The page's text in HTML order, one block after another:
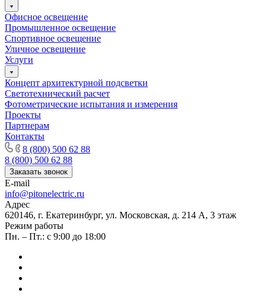
Офисное освещение
Промышленное освещение
Спортивное освещение
Уличное освещение
Услуги
Концепт архитектурной подсветки
Светотехнический расчет
Фотометрические испытания и измерения
Проекты
Партнерам
Контакты
8 (800) 500 62 88
8 (800) 500 62 88
Заказать звонок
E-mail
info@pitonelectric.ru
Адрес
620146, г. Екатеринбург, ул. Московская, д. 214 А, 3 этаж
Режим работы
Пн. – Пт.: с 9:00 до 18:00